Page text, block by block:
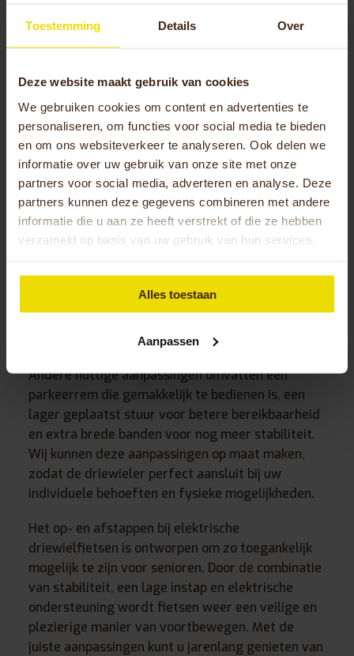
Toestemming Details Over
Deze website maakt gebruik van cookies
We gebruiken cookies om content en advertenties te
personaliseren, om functies voor social media te bieden
en om ons websiteverkeer te analyseren. Ook delen we
informatie over uw gebruik van onze site met onze
partners voor social media, adverteren en analyse. Deze
partners kunnen deze gegevens combineren met andere
informatie die u aan ze heeft verstrekt of die ze hebben
verzameld op basis van uw gebruik van hun services.
Alles toestaan
Aanpassen
en afstappen nog gemakkelijker
voor senioren?
Eenextra lage instapis de meest effectieve
aanpassing voor gemakkelijker op- en afstappen.
Deze aanpassing verlaagt het frame nog verder,
zodat u met minimale beenbeweging op de fiets
kunt stappen. Ergonomische handgrepen bieden
betere ondersteuning tijdens het proces.
Opstaphulpen, zoals een kleine trede of een
platform, kunnen het instappen verder
groter oppervlak en antislipcoating zorgen voor
meer veiligheid en grip. Een draaibare zitting kan
Andere nuttige aanpassingen omvatten een
parkeerrem die gemakkelijk te bedienen is, een
lager geplaatst stuur voor betere bereikbaarheid
en extra brede banden voor nog meer stabiliteit.
Wij kunnen deze aanpassingen op maat maken,
zodat de driewieler perfect aansluit bij uw
individuele behoeften en fysieke mogelijkheden.
Het op- en afstappen bij elektrische
driewielfietsen is ontworpen om zo toegankelijk
mogelijk te zijn voor senioren. Door de combinatie
van stabiliteit, een lage instap en elektrische
ondersteuning wordt fietsen weer een veilige en
plezierige manier van voortbewegen. Met de
juiste aanpassingen kunt u jarenlang genieten van